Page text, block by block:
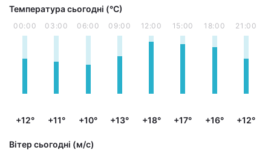
Температура сьогодні (°С)
00:00
+12°
03:00
+11°
06:00
+10°
09:00
+13°
12:00
+18°
15:00
+17°
18:00
+16°
21:00
+12°
Вітер сьогодні (м/с)